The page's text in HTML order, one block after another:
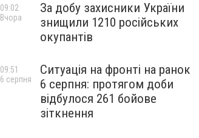
За добу захисники України
знищили 1210 російських
окупантів
09:02
Вчора
Ситуація на фронті на ранок
6 серпня: протягом доби
відбулося 261 бойове
зіткнення
09:51
6 серпня